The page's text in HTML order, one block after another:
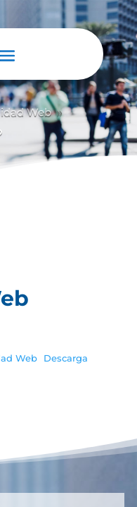
Web 9
Web Descarga